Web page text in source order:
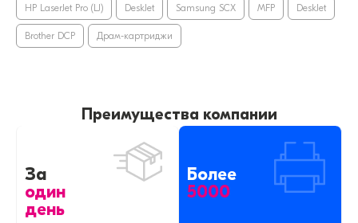
HP LaserJet Pro (LJ) DeskJet Samsung SCX MFP DeskJet
Brother DCP Драм-картриджи
Преимущества компании
За
один
день
Более
5000